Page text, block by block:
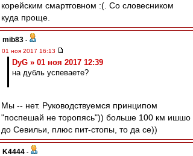
корейским смартговном :(. Со словесником
куда проще.
mib83 -
01 ноя 2017 16:13
DyG » 01 ноя 2017 12:39
на дубль успеваете?
Мы -- нет. Руководствуемся принципом
"поспешай не торопясь")) больше 100 км ишшо
до Севильи, плюс пит-стопы, то да се))
K4444 -